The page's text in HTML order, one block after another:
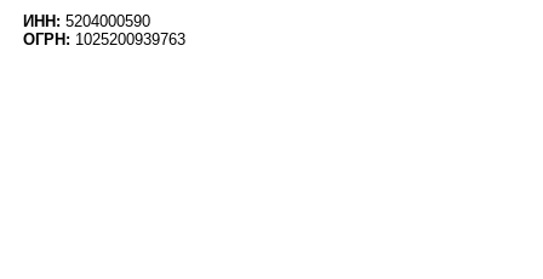
ИНН: 5204000590
ОГРН: 1025200939763